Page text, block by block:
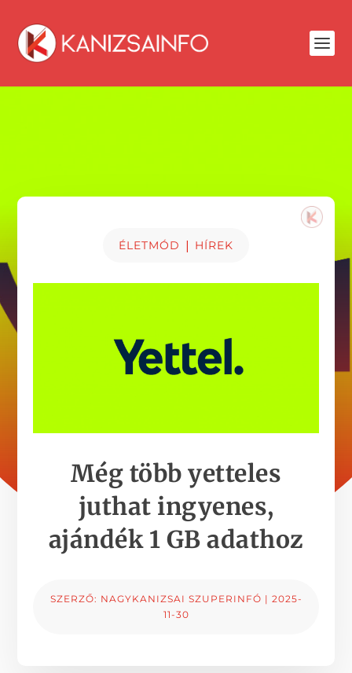
ÉLETMÓD | HÍREK
Még több yetteles
juthat ingyenes,
ajándék 1 GB adathoz
SZERZŐ: NAGYKANIZSAI SZUPERINFÓ | 2025-
11-30